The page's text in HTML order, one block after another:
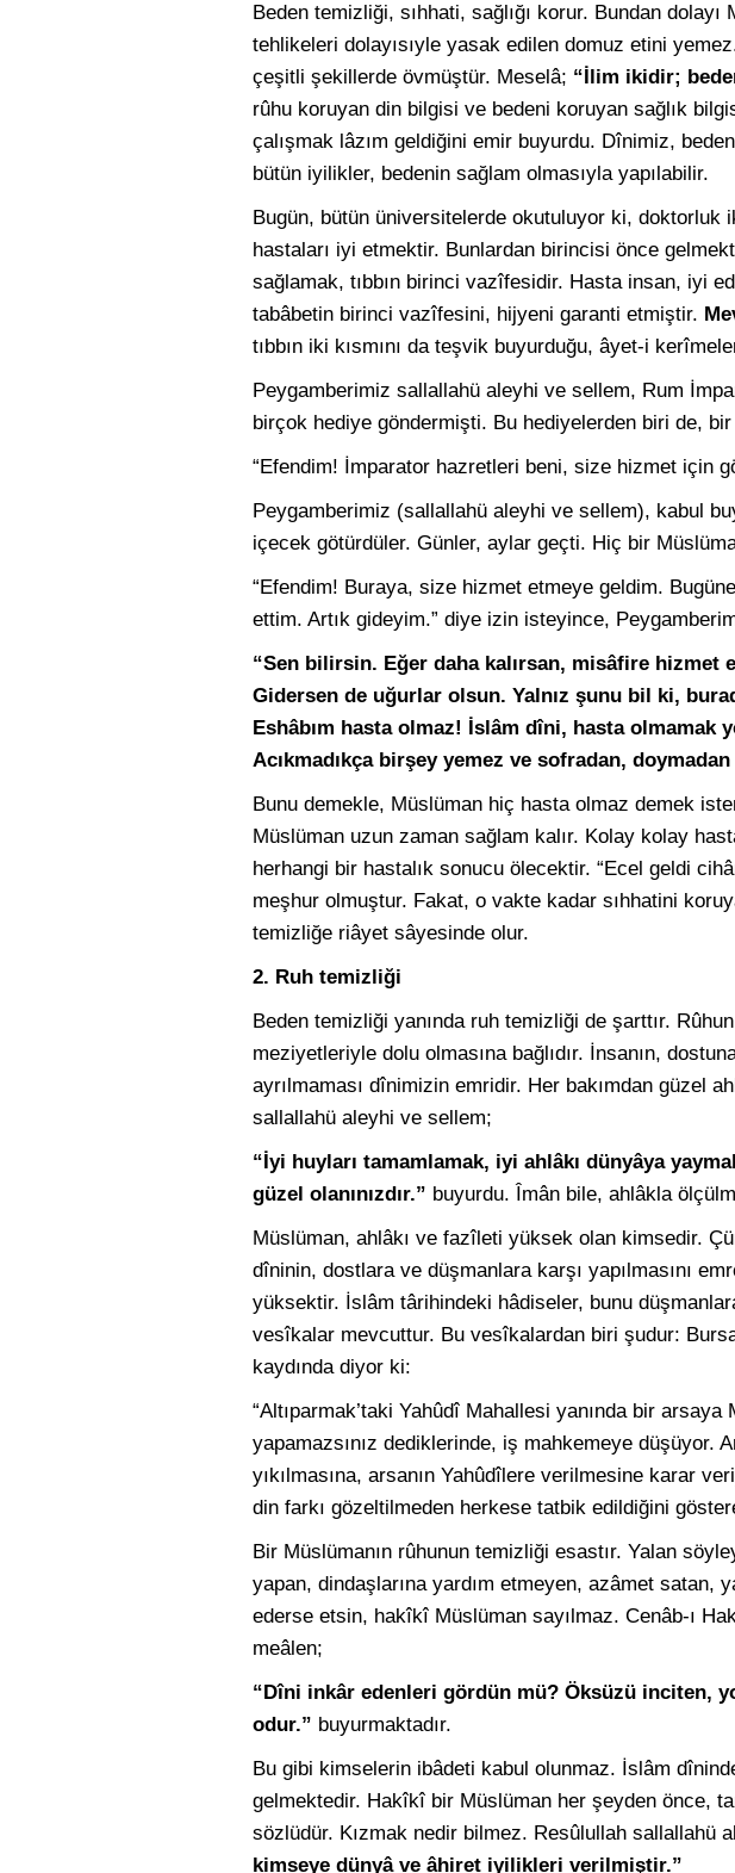
Beden temizliği, sıhhati, sağlığı korur. Bundan
tehlikeleri dolayısıyle yasak edilen domuz etini
çeşitli şekillerde övmüştür. Meselâ; “İlim ikidir;
rûhu koruyan din bilgisi ve bedeni koruyan sağlık
çalışmak lâzım geldiğini emir buyurdu. Dînimiz,
bütün iyilikler, bedenin sağlam olmasıyla yapılabilir.
Bugün, bütün üniversitelerde okutuluyor ki, doktorluk
hastaları iyi etmektir. Bunlardan birincisi önce
sağlamak, tıbbın birinci vazîfesidir. Hasta insan, iyi
tabâbetin birinci vazîfesini, hijyeni garanti etmiştir.
tıbbın iki kısmını da teşvik buyurduğu, âyet-i
Peygamberimiz sallallahü aleyhi ve sellem, Rum
birçok hediye göndermişti. Bu hediyelerden biri de,
“Efendim! İmparator hazretleri beni, size hizmet için
Peygamberimiz (sallallahü aleyhi ve sellem), kabul
içecek götürdüler. Günler, aylar geçti. Hiç bir
“Efendim! Buraya, size hizmet etmeye geldim.
ettim. Artık gideyim.” diye izin isteyince,
“Sen bilirsin. Eğer daha kalırsan, misâfire hizmet
Gidersen de uğurlar olsun. Yalnız şunu bil ki,
Eshâbım hasta olmaz! İslâm dîni, hasta olmamak
Acıkmadıkça birşey yemez ve sofradan,
Bunu demekle, Müslüman hiç hasta olmaz demek
Müslüman uzun zaman sağlam kalır. Kolay kolay
herhangi bir hastalık sonucu ölecektir. “Ecel geldi
meşhur olmuştur. Fakat, o vakte kadar sıhhatini
temizliğe riâyet sâyesinde olur.
2. Ruh temizliği
Beden temizliği yanında ruh temizliği de şarttır.
meziyetleriyle dolu olmasına bağlıdır. İnsanın,
ayrılmaması dînimizin emridir. Her bakımdan güzel
sallallahü aleyhi ve sellem;
“İyi huyları tamamlamak, iyi ahlâkı dünyâya
güzel olanınızdır.” buyurdu. Îmân bile, ahlâkla
Müslüman, ahlâkı ve fazîleti yüksek olan kimsedir.
dîninin, dostlara ve düşmanlara karşı yapılmasını
yüksektir. İslâm târihindeki hâdiseler, bunu
vesîkalar mevcuttur. Bu vesîkalardan biri şudur:
kaydında diyor ki:
“Altıparmak’taki Yahûdî Mahallesi yanında bir
yapamazsınız dediklerinde, iş mahkemeye düşüyor.
yıkılmasına, arsanın Yahûdîlere verilmesine karar
din farkı gözeltilmeden herkese tatbik edildiğini
Bir Müslümanın rûhunun temizliği esastır. Yalan
yapan, dindaşlarına yardım etmeyen, azâmet satan,
ederse etsin, hakîkî Müslüman sayılmaz. Cenâb-ı
meâlen;
“Dîni inkâr edenleri gördün mü? Öksüzü inciten,
odur.” buyurmaktadır.
Bu gibi kimselerin ibâdeti kabul olunmaz. İslâm
gelmektedir. Hakîkî bir Müslüman her şeyden önce,
sözlüdür. Kızmak nedir bilmez. Resûlullah sallallahü
kimseye dünyâ ve âhiret iyilikleri verilmiştir.”